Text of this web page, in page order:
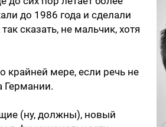
до 1986 года и сделали
сказать, не мальчик, хотя
крайней мере, если речь не
Германии.
(ну, должны), новый